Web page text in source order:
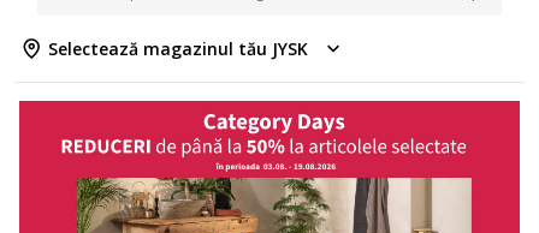
Selectează magazinul tău JYSK